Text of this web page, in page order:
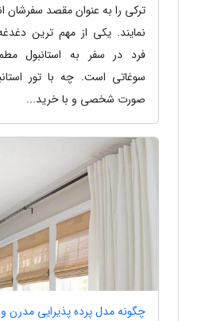
ترکی را به عنوان مقصد سفرشان
نمایند. یکی از مهم ترین
فرد در سفر به استانبول
سوغاتی است. چه با تور
صورت شخصی و با خرید...
چگونه مدل پرده پذیرایی مدرن